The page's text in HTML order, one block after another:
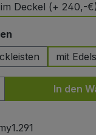
Deckel (+ 240,-€)
mit
Gib den
In den